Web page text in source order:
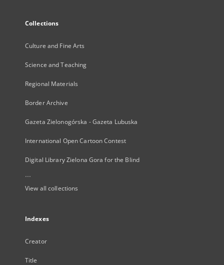
Collections
Culture and Fine Arts
Science and Teaching
Regional Materials
Border Archive
Gazeta Zielonogórska - Gazeta Lubuska
International Open Cartoon Contest
Digital Library Zielona Gora for the Blind
...
View all collections
Indexes
Creator
Title